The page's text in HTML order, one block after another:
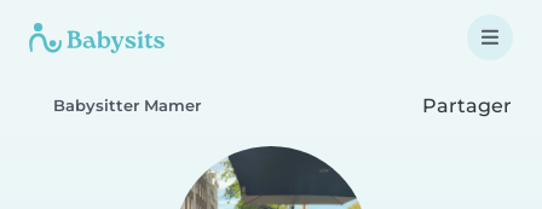
Babysitter Mamer Partager